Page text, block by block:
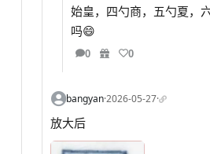
始皇，四勺商，五勺夏，
吗😄
0 0
bangyan·2026-05-27·
放大后